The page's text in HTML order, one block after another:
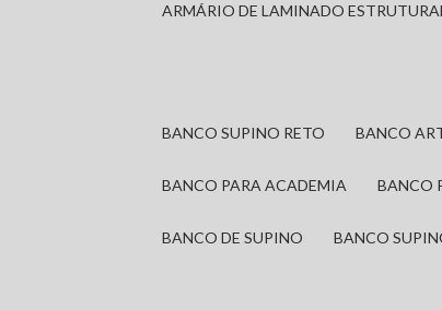
ARMÁRIO DE LAMINADO ESTRUTURAL
BANCO SUPINO RETO BANCO
BANCO PARA ACADEMIA BANCO
BANCO DE SUPINO BANCO